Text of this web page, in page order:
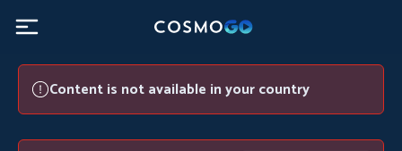
Content is not available in your country